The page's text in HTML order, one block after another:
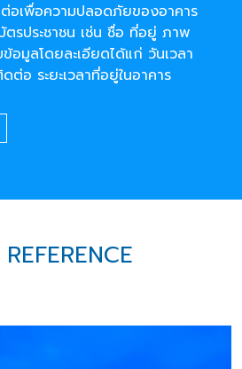
อเพื่อความปลอดภัยของอาคาร
รประชาชน เช่น ชื่อ ที่อยู่ ภาพ
อมูลโดยละเอียดได้แก่ วันเวลา
อ ระยะเวลาที่อยู่ในอาคาร